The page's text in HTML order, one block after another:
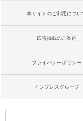
本サイトのご利用につい
広告掲載のご案内
プライバシーポリシー
インプレスグループ